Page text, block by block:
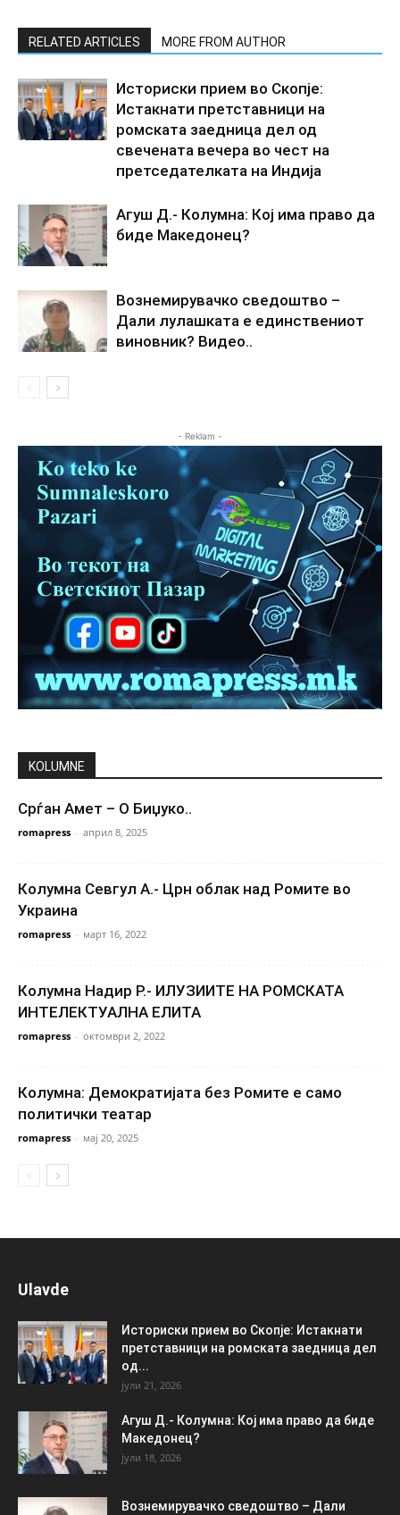
RELATED ARTICLES MORE FROM AUTHOR
Историски прием во Скопје:
Истакнати претставници на
ромската заедница дел од
свечената вечера во чест на
претседателката на Индија
Агуш Д.- Колумна: Кој има право да
биде Македонец?
Вознемирувачко сведоштво –
Дали лулашката е единствениот
виновник? Видео..
- Reklam -
KOLUMNE
Срѓан Амет – О Биџуко..
romapress - април 8, 2025
Колумна Севгул А.- Црн облак над Ромите во
Украина
romapress - март 16, 2022
Колумна Надир Р.- ИЛУЗИИТЕ НА РОМСКАТА
ИНТЕЛЕКТУАЛНА ЕЛИТА
romapress - октомври 2, 2022
Колумна: Демократијата без Ромите е само
политички театар
romapress - мај 20, 2025
Ulavde
Историски прием во Скопје: Истакнати
претставници на ромската заедница дел
од...
јули 21, 2026
Агуш Д.- Колумна: Кој има право да биде
Македонец?
јули 18, 2026
Вознемирувачко сведоштво – Дали